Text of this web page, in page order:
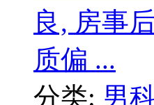
良, 房事
质偏 ...
分类: 男